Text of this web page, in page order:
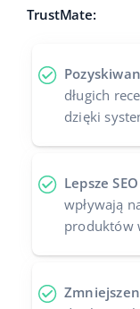
TrustMate:
długich
dzięki
Lepsze SEO
wpływają
produktów